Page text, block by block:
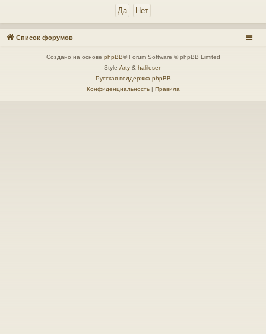
Список форумов
Создано на основе phpBB® Forum Software © phpBB Limited
Style Arty & halilesen
Русская поддержка phpBB
Конфиденциальность| Правила